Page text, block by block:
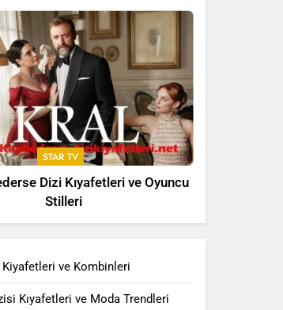
STAR TV
Dizi Kıyafetleri ve Oyuncu
Stilleri
Kiyafetleri ve Kombinleri
Kıyafetleri ve Moda Trendleri